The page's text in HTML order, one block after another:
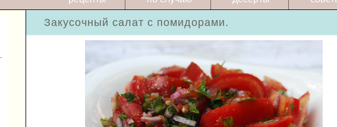
Закусочный салат с помидорами.